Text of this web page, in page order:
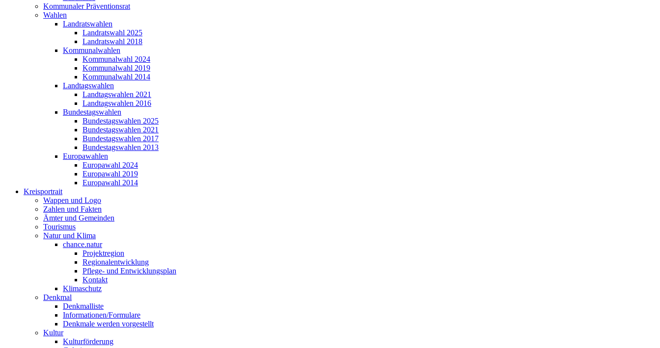
Kommunaler Präventionsrat
Wahlen
Landratswahlen
Landratswahl 2025
Landratswahl 2018
Kommunalwahlen
Kommunalwahl 2024
Kommunalwahl 2019
Kommunalwahl 2014
Landtagswahlen
Landtagswahlen 2021
Landtagswahlen 2016
Bundestagswahlen
Bundestagswahlen 2025
Bundestagswahlen 2021
Bundestagswahlen 2017
Bundestagswahlen 2013
Europawahlen
Europawahl 2024
Europawahl 2019
Europawahl 2014
Kreisportrait
Wappen und Logo
Zahlen und Fakten
Ämter und Gemeinden
Tourismus
Natur und Klima
chance.natur
Projektregion
Regionalentwicklung
Pflege- und Entwicklungsplan
Kontakt
Klimaschutz
Denkmal
Denkmalliste
Informationen/Formulare
Denkmale werden vorgestellt
Kultur
Kulturförderung